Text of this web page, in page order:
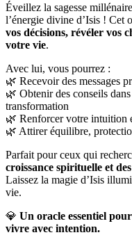
Éveillez la sagesse
l’énergie divine d’Isis ! Cet
vos décisions, révéler vos
votre vie.
Avec lui, vous pourrez :
🌿 Recevoir des messages
🌿 Obtenir des conseils
transformation
🌿 Renforcer votre intuition
🌿 Attirer équilibre,
Parfait pour ceux qui
croissance spirituelle et
Laissez la magie d’Isis
vie.
💎 Un oracle essentiel
vivre avec intention.